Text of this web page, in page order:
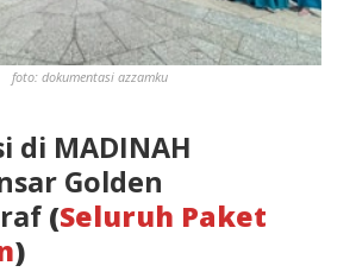
foto: dokumentasi azzamku
di MADINAH
Golden
(Seluruh Paket
)